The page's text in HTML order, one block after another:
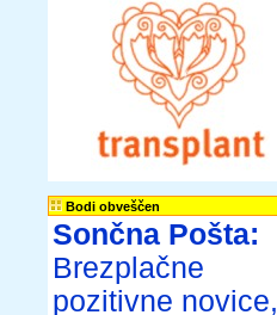
Bodi obveščen
Sončna Pošta:
Brezplačne
pozitivne novice,